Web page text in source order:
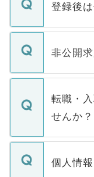
登録後
ご登録い
登録内容
ます。通
いただき
非公開
マイナビ
うち約3
けない「
下記の理
ません。
■応募殺
転職・
せんか？
転職・入
ん。また
個人情